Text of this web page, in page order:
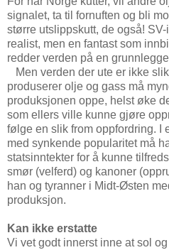
signalet, ta til fornuften og bli
større utslippskutt, de også!
realist, men en fantast som
redder verden på en
Men verden der ute er ikke
produserer olje og gass må
produksjonen oppe, helst øke
som ellers ville kunne gjøre
følge en slik from oppfordring. I
med synkende popularitet må
statsinntekter for å kunne
smør (velferd) og kanoner
han og tyranner i Midt-Østen
produksjon.
Kan ikke erstatte
Vi vet godt innerst inne at sol